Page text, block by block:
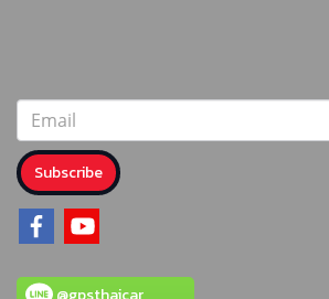
Subscribe